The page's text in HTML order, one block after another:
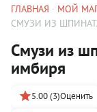
ГЛАВНАЯ МОЙ
СМУЗИ ИЗ
Смузи из
имбиря
5.00 (3)Оценить